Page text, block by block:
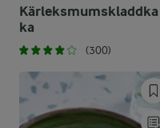
Kärleksmumskladdka
ka
(300)